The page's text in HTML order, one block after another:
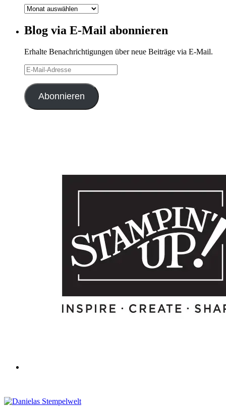
Blog-
Blog via E-Mail abonnieren
Erhalte Benachrichtigungen über neue Beiträge via E-Mail.
E-
Mail-
Adresse
Abonnieren